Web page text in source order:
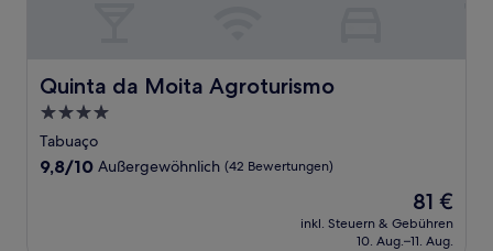
Quinta da Moita Agroturismo
Quinta da Moita Agroturismo
4.0-
Sterne-
Unterkunft
Tabuaço
9.8
9,8/10 Außergewöhnlich (42 Bewertungen)
Der
Preis
beträgt
81 €
inkl. Steuern & Gebühren
10. Aug.–11. Aug.